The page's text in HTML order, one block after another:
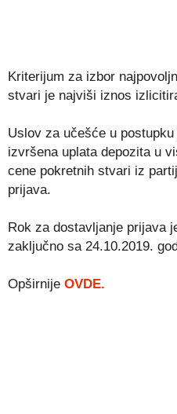
Kriterijum za izbor
stvari je najviši iznos
Uslov za učešće u
izvršena uplata depozita u
cene pokretnih stvari iz
prijava.
Rok za dostavljanje prijava
zaključno sa 24.10.2019.
Opširnije OVDE.